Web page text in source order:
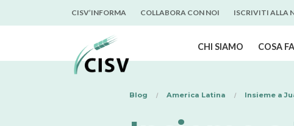
CISV’INFORMA COLLABORA CON NOI ISCRIVITI ALLA
CHI SIAMO COSA
Blog America Latina Insieme a